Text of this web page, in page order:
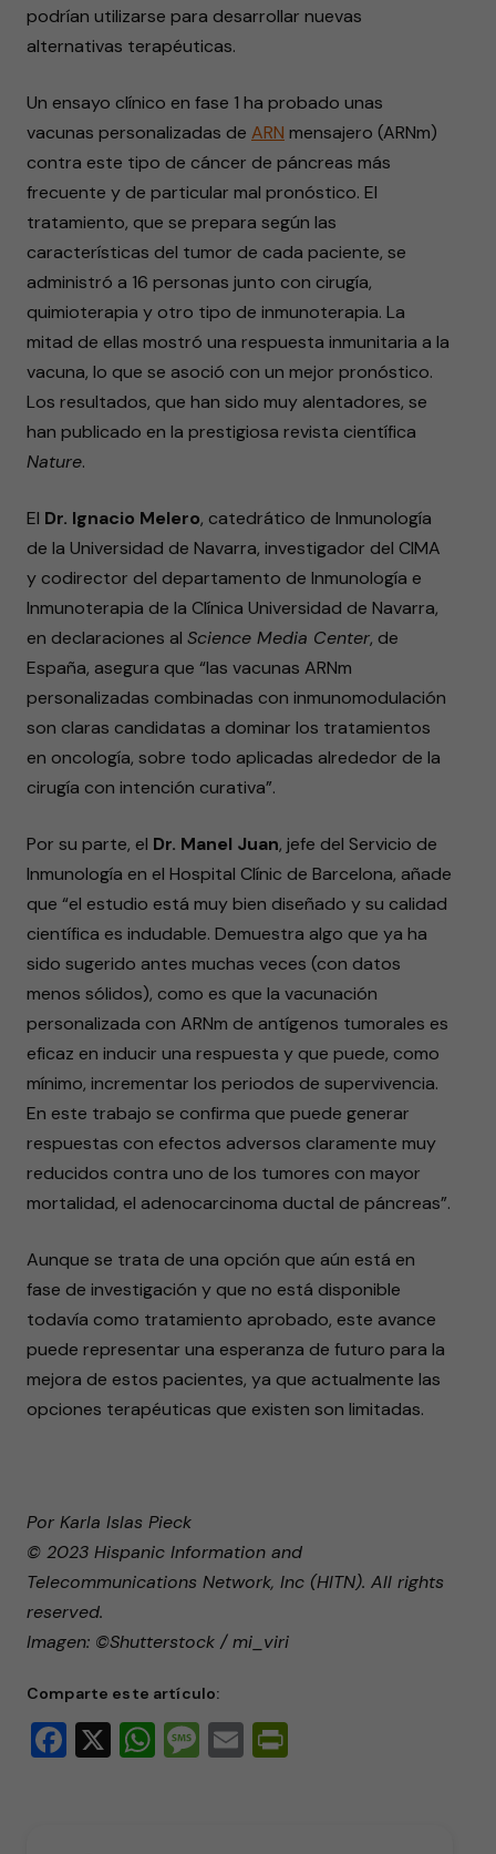
podrían utilizarse para desarrollar nuevas
alternativas terapéuticas.
Un ensayo clínico en fase 1 ha probado unas
vacunas personalizadas de ARN mensajero (ARNm)
contra este tipo de cáncer de páncreas más
frecuente y de particular mal pronóstico. El
tratamiento, que se prepara según las
características del tumor de cada paciente, se
administró a 16 personas junto con cirugía,
quimioterapia y otro tipo de inmunoterapia. La
mitad de ellas mostró una respuesta inmunitaria a la
vacuna, lo que se asoció con un mejor pronóstico.
Los resultados, que han sido muy alentadores, se
han publicado en la prestigiosa revista científica
Nature.
El Dr. Ignacio Melero, catedrático de Inmunología
de la Universidad de Navarra, investigador del CIMA
y codirector del departamento de Inmunología e
Inmunoterapia de la Clínica Universidad de Navarra,
en declaraciones al Science Media Center, de
España, asegura que “las vacunas ARNm
personalizadas combinadas con inmunomodulación
son claras candidatas a dominar los tratamientos
en oncología, sobre todo aplicadas alrededor de la
cirugía con intención curativa”.
Por su parte, el Dr. Manel Juan, jefe del Servicio de
Inmunología en el Hospital Clínic de Barcelona, añade
que “el estudio está muy bien diseñado y su calidad
científica es indudable. Demuestra algo que ya ha
sido sugerido antes muchas veces (con datos
menos sólidos), como es que la vacunación
personalizada con ARNm de antígenos tumorales es
eficaz en inducir una respuesta y que puede, como
mínimo, incrementar los periodos de supervivencia.
En este trabajo se confirma que puede generar
respuestas con efectos adversos claramente muy
reducidos contra uno de los tumores con mayor
mortalidad, el adenocarcinoma ductal de páncreas”.
Aunque se trata de una opción que aún está en
fase de investigación y que no está disponible
todavía como tratamiento aprobado, este avance
puede representar una esperanza de futuro para la
mejora de estos pacientes, ya que actualmente las
opciones terapéuticas que existen son limitadas.
Por Karla Islas Pieck
© 2023 Hispanic Information and
Telecommunications Network, Inc (HITN). All rights
reserved.
Imagen: ©Shutterstock / mi_viri
Comparte este artículo:
Facebook
X WhatsApp
Message
Email